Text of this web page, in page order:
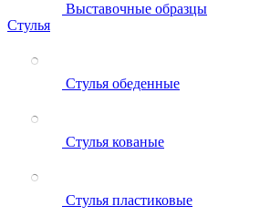
Выставочные образцы
Стулья
Стулья обеденные
Стулья кованые
Стулья пластиковые